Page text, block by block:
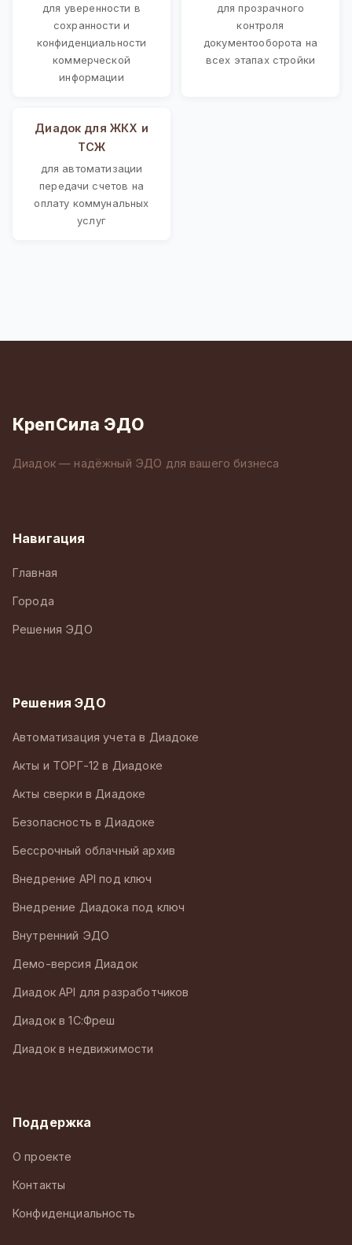
для уверенности в
сохранности и
конфиденциальности
коммерческой
информации
для прозрачного
контроля
документооборота на
всех этапах стройки
Диадок для ЖКХ и
ТСЖ
для автоматизации
передачи счетов на
оплату коммунальных
услуг
КрепСила ЭДО
Диадок — надёжный ЭДО для вашего бизнеса
Навигация
Главная
Города
Решения ЭДО
Решения ЭДО
Автоматизация учета в Диадоке
Акты и ТОРГ-12 в Диадоке
Акты сверки в Диадоке
Безопасность в Диадоке
Бессрочный облачный архив
Внедрение API под ключ
Внедрение Диадока под ключ
Внутренний ЭДО
Демо-версия Диадок
Диадок API для разработчиков
Диадок в 1С:Фреш
Диадок в недвижимости
Поддержка
О проекте
Контакты
Конфиденциальность